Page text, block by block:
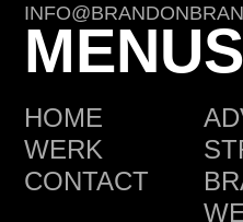
MENU
HOME
WERK
CONTACT